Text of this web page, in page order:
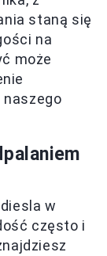
staną się
na
może
naszego
w
często i